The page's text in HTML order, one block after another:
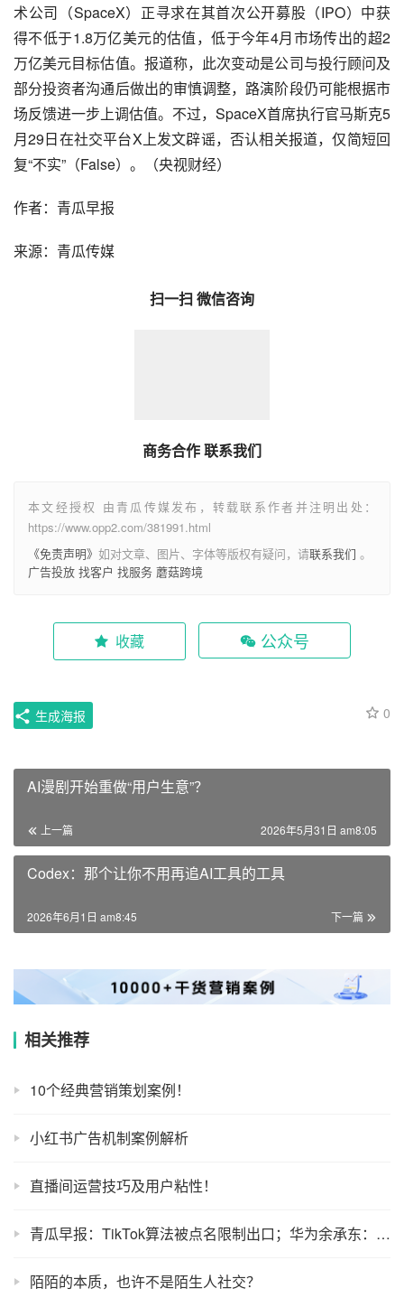
术公司（SpaceX）正寻求在其首次公开募股（IPO）中获
得不低于1.8万亿美元的估值，低于今年4月市场传出的超2
万亿美元目标估值。报道称，此次变动是公司与投行顾问及
部分投资者沟通后做出的审慎调整，路演阶段仍可能根据市
场反馈进一步上调估值。不过，SpaceX首席执行官马斯克5
月29日在社交平台X上发文辟谣，否认相关报道，仅简短回
复“不实”（False）。（央视财经）
作者：青瓜早报
来源：青瓜传媒
扫一扫 微信咨询
商务合作 联系我们
本文经授权 由青瓜传媒发布，转载联系作者并注明出处：
https://www.opp2.com/381991.html
《免责声明》 如对文章、图片、字体等版权有疑问，请联系我们 。
广告投放 找客户 找服务 蘑菇跨境
收藏 公众号
0
生成海报
AI漫剧开始重做“用户生意”？
上一篇 2026年5月31日 am8:05
Codex：那个让你不用再追AI工具的工具
下一篇
2026年6月1日 am8:45
相关推荐
10个经典营销策划案例！
小红书广告机制案例解析
直播间运营技巧及用户粘性！
青瓜早报：TikTok算法被点名限制出口；华为余承东：鸿蒙手机或明年发布…
陌陌的本质，也许不是陌生人社交？